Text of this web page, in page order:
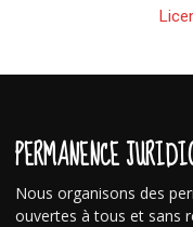
PERMANENCE
Nous organisons des
ouvertes à tous et sans